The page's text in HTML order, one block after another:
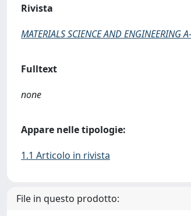
Rivista
MATERIALS SCIENCE AND ENGINEERING
Fulltext
none
Appare nelle tipologie:
1.1 Articolo in rivista
File in questo prodotto: